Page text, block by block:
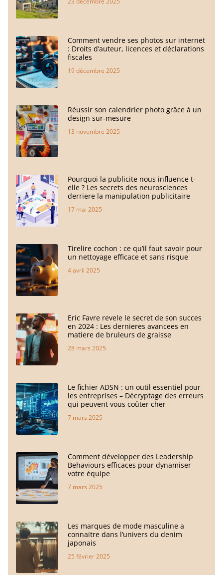
Comment vendre ses photos sur internet
: Droits d’auteur, licences et déclarations
fiscales
19 décembre 2025
Réussir son calendrier photo grâce à un
design sur‑mesure
13 novembre 2025
Pourquoi la publicite nous influence t-
elle ? Les secrets des neurosciences
derriere la manipulation publicitaire
17 mai 2025
Tirelire cochon : ce qu’il faut savoir pour
un nettoyage efficace et sans risque
4 avril 2025
Eric Favre revele le secret de son succes
en 2024 : Les dernieres avancees en
matiere de bruleurs de graisse
28 mars 2025
Le fichier ADSN : un outil essentiel pour
les entreprises – Décryptage des erreurs
qui peuvent vous coûter cher
7 mars 2025
Comment développer des Leadership
Behaviours efficaces pour dynamiser
votre équipe
7 mars 2025
Les marques de mode masculine a
connaitre dans l’univers du denim
japonais
25 février 2025